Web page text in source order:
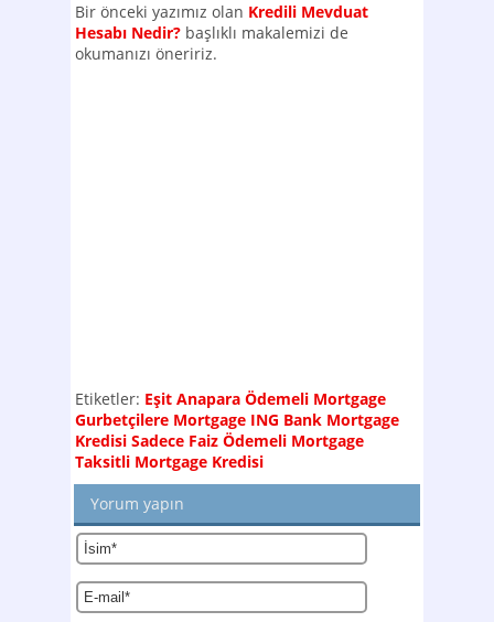
Bir önceki yazımız olan Kredili Mevduat
Hesabı Nedir? başlıklı makalemizi de
okumanızı öneririz.
Etiketler: Eşit Anapara Ödemeli Mortgage
Gurbetçilere Mortgage ING Bank Mortgage
Kredisi Sadece Faiz Ödemeli Mortgage
Taksitli Mortgage Kredisi
Yorum yapın